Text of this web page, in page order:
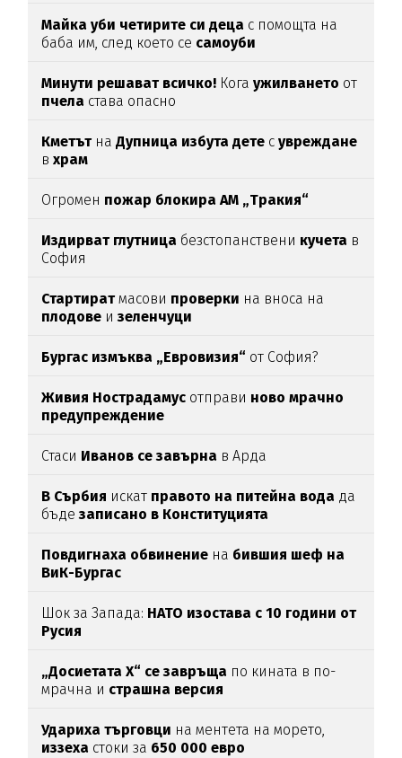
Майка уби четирите си деца с помощта на
баба им, след което се самоуби
Минути решават всичко! Когаужилването от
пчела става опасно
Кметът наДупница избута дете сувреждане
вхрам
Огромен пожар блокира АМ „Тракия“
Издирват глутница безстопанствени кучета в
София
Стартиратмасови проверки на вноса на
плодове и зеленчуци
Бургас измъква „Евровизия“ от София?
Живия Нострадамус отправи ново мрачно
предупреждение
Стаси Иванов се завърна в Арда
В Сърбия искат правото на питейна вода да
бъде записано в Конституцията
Повдигнаха обвинение на бившия шеф на
ВиК-Бургас
Шок за Запада: НАТО изостава с 10 години от
Русия
„Досиетата Х“ се завръща по кината в по-
мрачна и страшна версия
Удариха търговци на ментета на морето,
иззеха стоки за 650 000 евро